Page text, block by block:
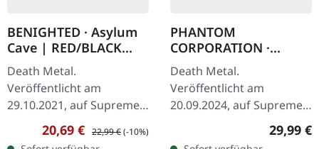
BENIGHTED · Asylum
Cave | RED/BLACK
SPLATTER LP
Death Metal.
Veröffentlicht am
29.10.2021, auf Supreme
Chaos Records.
Transparent rotes Vinyl
Verkaufspreis:
20,69 € Regulärer Preis:
22,99 €(-10%)
PHANTOM
CORPORATION ·
Fallout | FIRE
SPLATTER LP
Death Metal.
Veröffentlicht am
20.09.2024, auf Supreme
Chaos Records. SCR-
exklusives 'Fire Splatter'
29,99 €